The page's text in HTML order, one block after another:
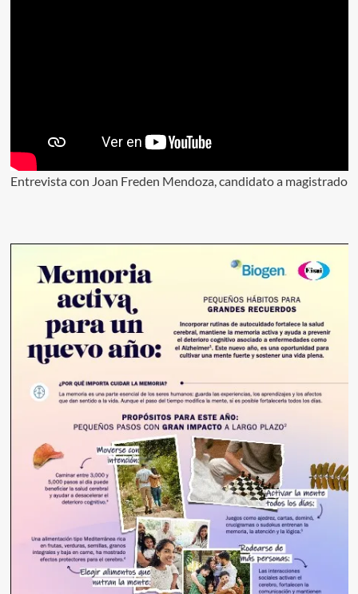
Entrevista con Joan Freden Mendoza, candidato a magistrado